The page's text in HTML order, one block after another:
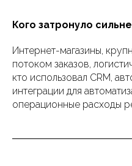
Кого затронуло
Интернет-магазины,
потоком заказов,
кто использовал CRM,
интеграции для
операционные расходы